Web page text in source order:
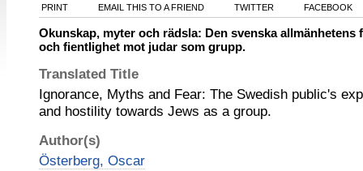
PRINT EMAIL THIS TO A FRIEND TWITTER FACEBOOK
Okunskap, myter och rädsla: Den svenska
och fientlighet mot judar som grupp.
Translated Title
Ignorance, Myths and Fear: The Swedish public's
and hostility towards Jews as a group.
Author(s)
Österberg, Oscar